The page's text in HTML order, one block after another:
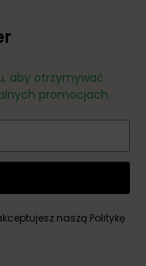
aby otrzymywać
promocjach.
naszą Politykę